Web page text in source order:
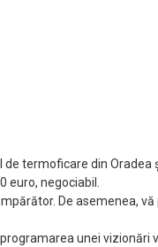
termoficare din Oradea
euro, negociabil.
De asemenea,
unei vizionări